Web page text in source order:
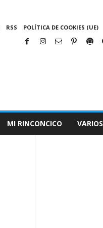
RSS POLÍTICA DE COOKIES (UE)
MI RINCONCICO VARIOS